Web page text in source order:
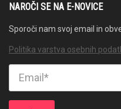
NAROČI SE NA E-NOVICE
Sporoči nam svoj email in
Politika varstva osebnih